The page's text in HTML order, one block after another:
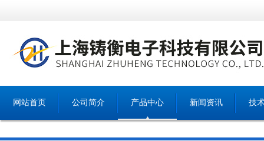
网站首页 公司简介 产品中心 新闻资讯 技